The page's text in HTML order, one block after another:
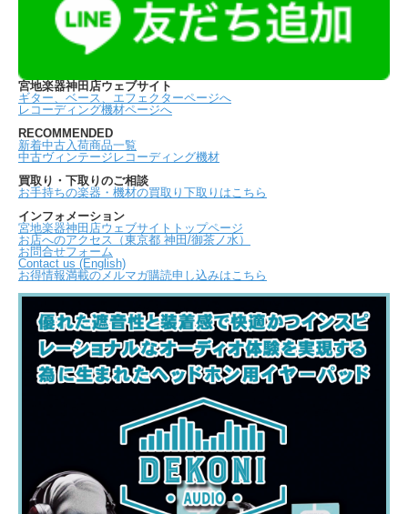
宮地楽器神田店ウェブサイト
ギター、ベース、エフェクターページへ
レコーディング機材ページへ
RECOMMENDED
新着中古入荷商品一覧
中古ヴィンテージレコーディング機材
買取り・下取りのご相談
お手持ちの楽器・機材の買取り下取りはこちら
インフォメーション
宮地楽器神田店ウェブサイトトップページ
お店へのアクセス（東京都 神田/御茶ノ水）
お問合せフォーム
Contact us (English)
お得情報満載のメルマガ購読申し込みはこちら